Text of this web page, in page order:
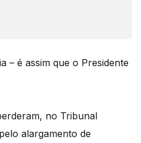
– é assim que o Presidente
no Tribunal
alargamento de